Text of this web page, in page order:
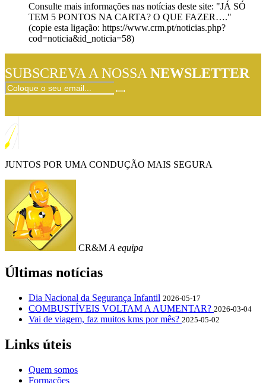
Consulte mais informações nas notícias deste site: "JÁ SÓ
TEM 5 PONTOS NA CARTA? O QUE FAZER…."
(copie esta ligação: https://www.crm.pt/noticias.php?
cod=noticia&id_noticia=58)
SUBSCREVA A NOSSA NEWSLETTER
JUNTOS POR UMA CONDUÇÃO MAIS SEGURA
CR&M A equipa
Últimas notícias
Dia Nacional da Segurança Infantil 2026-05-17
COMBUSTÍVEIS VOLTAM A AUMENTAR? 2026-03-04
Vai de viagem, faz muitos kms por mês? 2025-05-02
Links úteis
Quem somos
Formações